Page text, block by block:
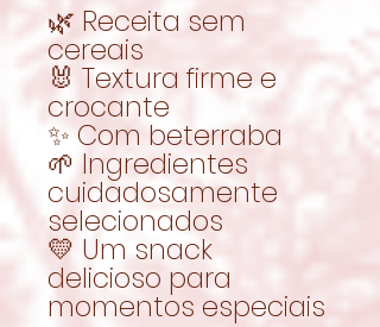
🌿 Receita sem
cereais
🐰 Textura firme e
crocante
✨ Com beterraba
🌱 Ingredientes
cuidadosamente
selecionados
💛 Um snack
delicioso para
momentos especiais